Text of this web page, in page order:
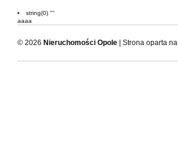
string(0) ""
aaaa
© 2026 Nieruchomości Opole | Strona oparta na